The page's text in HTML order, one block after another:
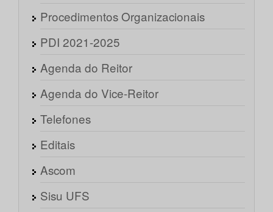
Procedimentos Organizacionais
PDI 2021-2025
Agenda do Reitor
Agenda do Vice-Reitor
Telefones
Editais
Ascom
Sisu UFS